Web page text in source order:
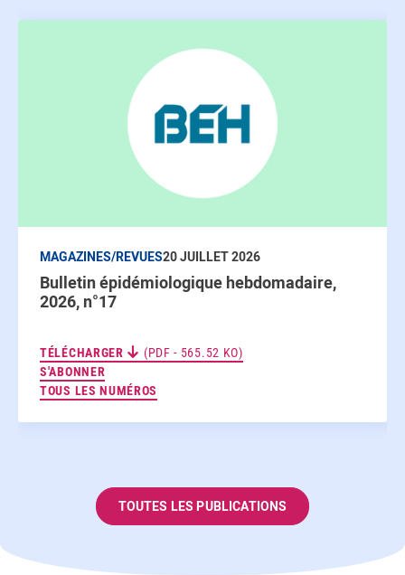
MAGAZINES/REVUES20 JUILLET 2026
Bulletin épidémiologique hebdomadaire,
2026, n°17
TÉLÉCHARGER
(PDF - 565.52 KO)
S'ABONNERAUX NEWSLETTERS
TOUS LES NUMÉROS
TOUTES LES PUBLICATIONS